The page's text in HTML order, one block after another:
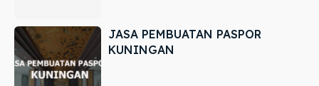
JASA PEMBUATAN PASPOR
KUNINGAN